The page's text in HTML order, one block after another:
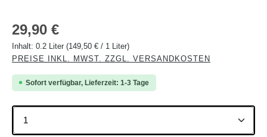
Regulärer Preis:
29,90 €
Inhalt: 0.2 Liter (149,50 € / 1 Liter)
PREISE INKL. MWST. ZZGL. VERSANDKOSTEN
Sofort verfügbar, Lieferzeit: 1-3 Tage
Produkt Anzahl: Gib den gewünschten Wert ein